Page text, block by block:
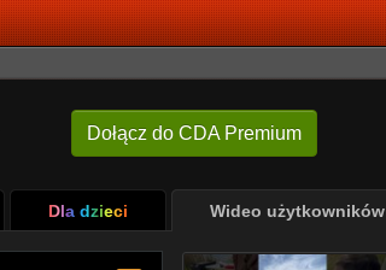
Dołącz do CDA Premium
Dla dzieci Wideo użytkowników